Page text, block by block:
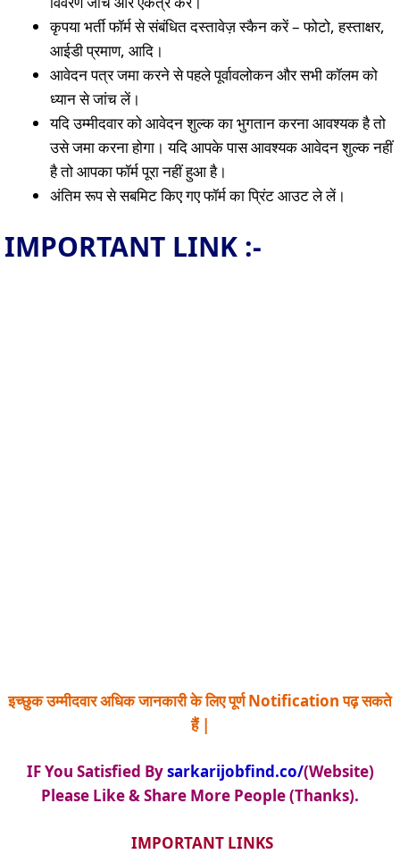
कृपया भर्ती फॉर्म से संबंधित दस्तावेज़ स्कैन करें – फोटो, हस्ताक्षर,
आईडी प्रमाण, आदि।
आवेदन पत्र जमा करने से पहले पूर्वावलोकन और सभी कॉलम को
ध्यान से जांच लें।
यदि उम्मीदवार को आवेदन शुल्क का भुगतान करना आवश्यक है तो
उसे जमा करना होगा। यदि आपके पास आवश्यक आवेदन शुल्क नहीं
है तो आपका फॉर्म पूरा नहीं हुआ है।
अंतिम रूप से सबमिट किए गए फॉर्म का प्रिंट आउट ले लें।
IMPORTANT LINK :-
इच्छुक उम्मीदवार अधिक जानकारी के लिए पूर्ण Notification पढ़ सकते
हैं |
IF You Satisfied Bysarkarijobfind.co/(Website)
Please Like & Share More People (Thanks).
IMPORTANT LINKS